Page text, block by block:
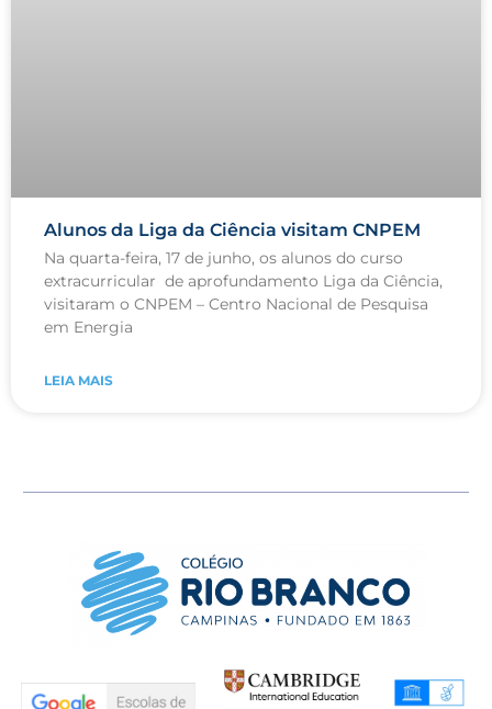
Alunos da Liga da Ciência visitam CNPEM
Na quarta-feira, 17 de junho, os alunos do curso
extracurricular de aprofundamento Liga da Ciência,
visitaram o CNPEM – Centro Nacional de Pesquisa
em Energia
LEIA MAIS